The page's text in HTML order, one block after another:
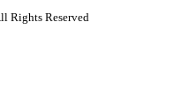
Rights Reserved